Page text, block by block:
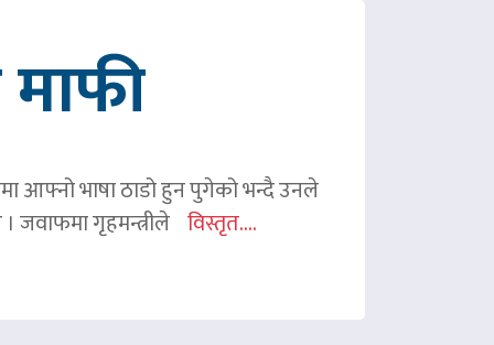
आफ्नो भाषा ठाडो हुन पुगेको भन्दै उनले
जवाफमा गृहमन्त्रीले विस्तृत....